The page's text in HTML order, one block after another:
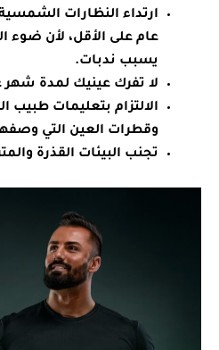
ارتداء النظارات
عام على الأقل، لأن
يسبب ندبات.
لا تفرك عينيك لمدة شهر
الالتزام بتعليمات طبيب
وقطرات العين التي
تجنب البيئات القذرة والمتربة لمدة 7